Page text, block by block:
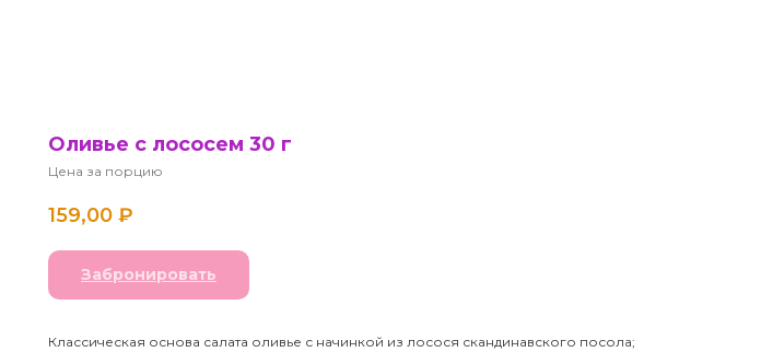
Оливье с лососем 30 г
Цена за порцию
159,00 ₽
Забронировать
Классическая основа салата оливье с начинкой из лосося скандинавского посола;